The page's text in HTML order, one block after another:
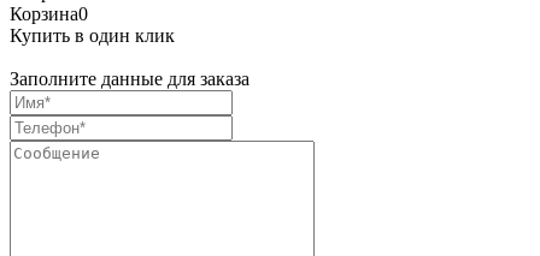
Корзина0
Купить в один клик
Заполните данные для заказа